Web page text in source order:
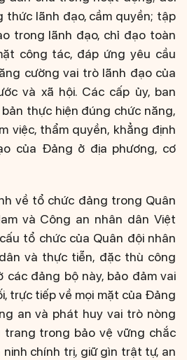
thức lãnh đạo, cầm quyền; tập
trong lãnh đạo, chỉ đạo toàn
công tác, đáp ứng yêu cầu
cường vai trò lãnh đạo của
và xã hội. Các cấp ủy, ban
thực hiện đúng chức năng,
việc, thẩm quyền, khẳng định
của Đảng ở địa phương, cơ
về tổ chức đảng trong Quân
và Công an nhân dân Việt
tổ chức của Quân đội nhân
và thực tiễn, đặc thù công
đảng bộ này, bảo đảm vai
trực tiếp về mọi mặt của Đảng
an và phát huy vai trò nòng
trong bảo vệ vững chắc
ninh chính trị, giữ gìn trật tự, an